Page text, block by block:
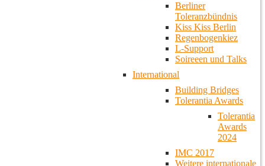
Berliner
Toleranzbündnis
Kiss Kiss Berlin
Regenbogenkiez
L-Support
Soireeen und Talks
International
Building Bridges
Tolerantia Awards
Tolerantia
Awards
2024
IMC 2017
Weitere internationale